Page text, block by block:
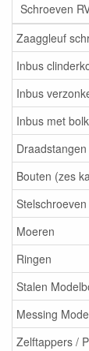
Schroeven
Zaaggleuf
Inbus
Inbus
Inbus met
Bouten (zes
Stelschroeven
Moeren
Ringen
Stalen
Messing
Zelftappers /